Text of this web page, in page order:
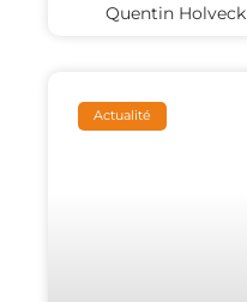
Quentin Holveck
Actualité